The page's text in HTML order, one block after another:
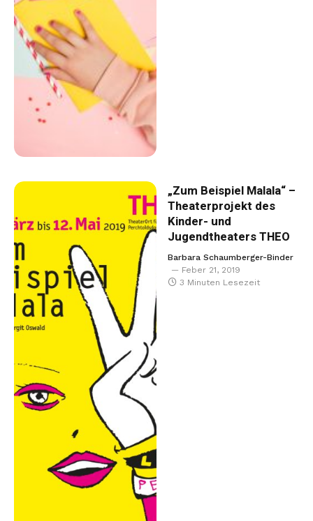
„Zum Beispiel Malala“ –
Theaterprojekt des
Kinder- und
Jugendtheaters THEO
Barbara Schaumberger-Binder
Feber 21, 2019
3 Minuten Lesezeit